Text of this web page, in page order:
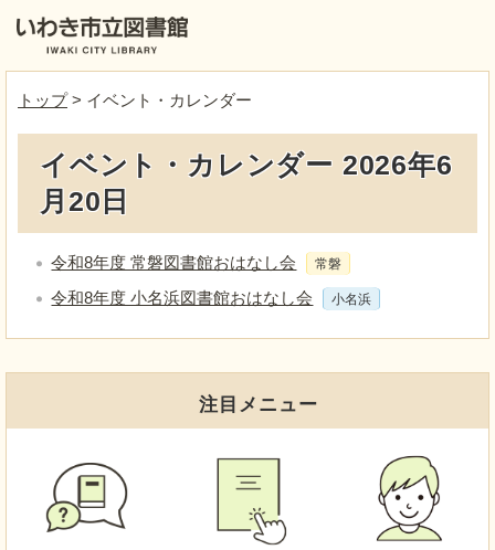
トップ> イベント・カレンダー
イベント・カレンダー 2026年6
月20日
令和8年度 常磐図書館おはなし会 常磐
令和8年度 小名浜図書館おはなし会 小名浜
注目メニュー